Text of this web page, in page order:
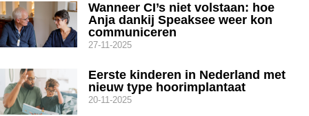
Wanneer CI’s niet volstaan: hoe
Anja dankij Speaksee weer kon
communiceren
27-11-2025
Eerste kinderen in Nederland met
nieuw type hoorimplantaat
20-11-2025